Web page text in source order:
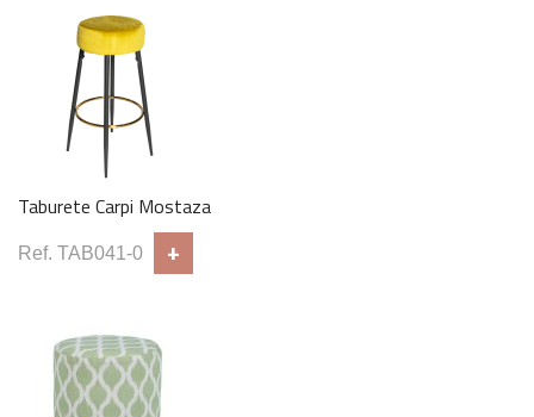
Tenedor trinchero Neo Blanco
Ref. CUB160
Taburete Carpi Mostaza
Ref. TAB041-0 +